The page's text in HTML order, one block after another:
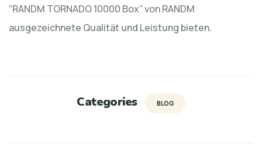
“RANDM TORNADO 10000 Box” von RANDM
ausgezeichnete Qualität und Leistung bieten.
Categories BLOG